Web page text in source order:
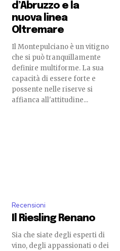
d’Abruzzo e la
nuova linea
Oltremare
Il Montepulciano è un vitigno
che si può tranquillamente
definire multiforme. La sua
capacità di essere forte e
possente nelle riserve si
affianca all'attitudine...
Recensioni
Il Riesling Renano
Sia che siate degli esperti di
vino, degli appassionati o dei